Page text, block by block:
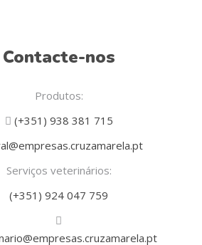
Contacte-nos
Produtos:
(+351) 938 381 715
Serviços veterinários:
(+351) 924 047 759